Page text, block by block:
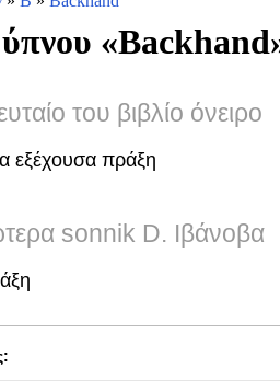
«Backhand
του βιβλίο όνειρο
εξέχουσα πράξη
sonnik D. Ιβάνοβα